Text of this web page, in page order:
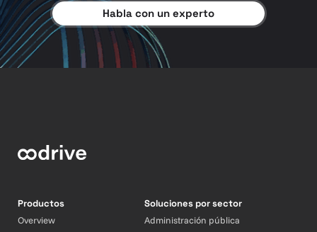
Habla con un experto
Productos
Overview
Soluciones por sector
Administración pública